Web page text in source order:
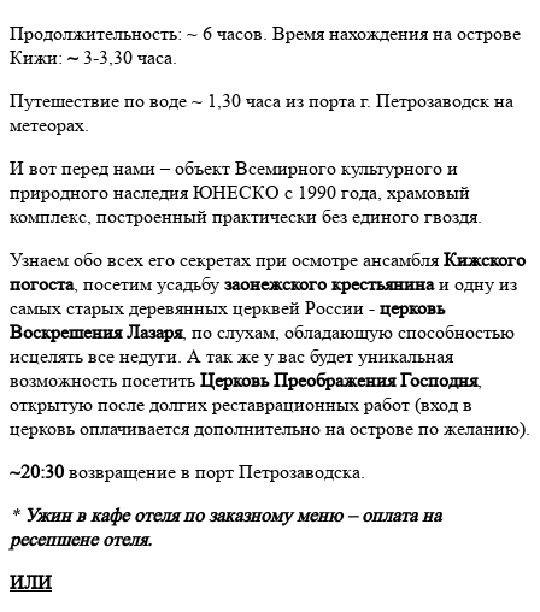
Продолжительность: ~ 6 часов. Время нахождения на острове
Кижи: ~ 3-3,30 часа.
Путешествие по воде ~ 1,30 часа из порта г. Петрозаводск на
метеорах.
И вот перед нами – объект Всемирного культурного и
природного наследия ЮНЕСКО с 1990 года, храмовый
комплекс, построенный практически без единого гвоздя.
Узнаем обо всех его секретах при осмотре ансамбля Кижского
погоста, посетим усадьбу заонежского крестьянинаи одну из
самых старых деревянных церквей России - церковь
Воскрешения Лазаря, по слухам, обладающую способностью
исцелять все недуги. А так же у вас будет уникальная
возможность посетить Церковь Преображения Господня,
открытую после долгих реставрационных работ (вход в
церковь оплачивается дополнительно на острове по желанию).
~20:30 возвращение в порт Петрозаводска.
*Ужин в кафе отеля по заказному меню – оплата на
ресепшене отеля.
ИЛИ